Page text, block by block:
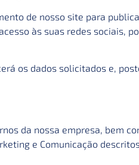
de nosso site para
às suas redes sociais,
os dados solicitados e,
da nossa empresa, bem
e Comunicação